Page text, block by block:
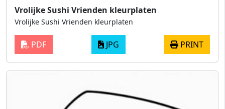
Vrolijke Sushi Vrienden kleurplaten
Vrolijke Sushi Vrienden kleurplaten
PDF JPG PRINT